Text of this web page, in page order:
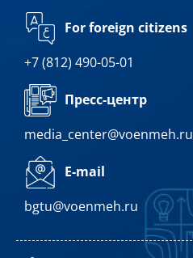
For foreign citizens
+7 (812) 490-05-01
Пресс-центр
media_center@voenmeh.ru
E-mail
bgtu@voenmeh.ru